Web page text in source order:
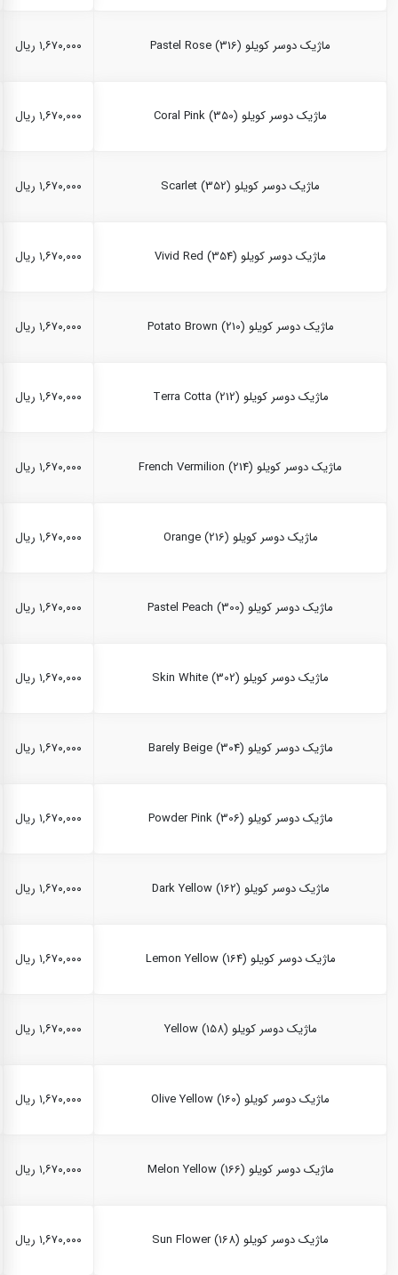
ماژیک دوسر کویلو Pastel Rose (316) ۱,۶۷۰,۰۰۰ ریال
ماژیک دوسر کویلو Coral Pink (350) ۱,۶۷۰,۰۰۰ ریال
ماژیک دوسر کویلو Scarlet (352) ۱,۶۷۰,۰۰۰ ریال
ماژیک دوسر کویلو Vivid Red (354) ۱,۶۷۰,۰۰۰ ریال
ماژیک دوسر کویلو Potato Brown (210) ۱,۶۷۰,۰۰۰ ریال
ماژیک دوسر کویلو Terra Cotta (212) ۱,۶۷۰,۰۰۰ ریال
ماژیک دوسر کویلو French Vermilion (214) ۱,۶۷۰,۰۰۰ ریال
ماژیک دوسر کویلو Orange (216) ۱,۶۷۰,۰۰۰ ریال
ماژیک دوسر کویلو Pastel Peach (300) ۱,۶۷۰,۰۰۰ ریال
ماژیک دوسر کویلو Skin White (302) ۱,۶۷۰,۰۰۰ ریال
ماژیک دوسر کویلو Barely Beige (304) ۱,۶۷۰,۰۰۰ ریال
ماژیک دوسر کویلو Powder Pink (306) ۱,۶۷۰,۰۰۰ ریال
ماژیک دوسر کویلو Dark Yellow (162) ۱,۶۷۰,۰۰۰ ریال
ماژیک دوسر کویلو Lemon Yellow (164) ۱,۶۷۰,۰۰۰ ریال
ماژیک دوسر کویلو Yellow (158) ۱,۶۷۰,۰۰۰ ریال
ماژیک دوسر کویلو Olive Yellow (160) ۱,۶۷۰,۰۰۰ ریال
ماژیک دوسر کویلو Melon Yellow (166) ۱,۶۷۰,۰۰۰ ریال
ماژیک دوسر کویلو Sun Flower (168) ۱,۶۷۰,۰۰۰ ریال